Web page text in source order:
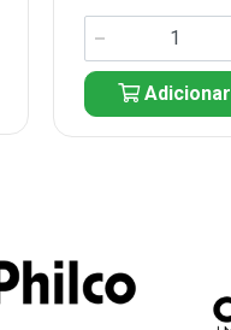
Adicionar